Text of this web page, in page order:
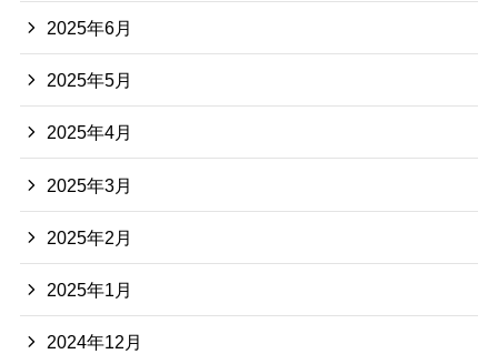
2025年6月
2025年5月
2025年4月
2025年3月
2025年2月
2025年1月
2024年12月